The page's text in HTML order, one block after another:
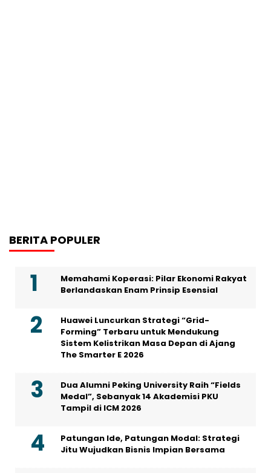
BERITA POPULER
Memahami Koperasi: Pilar Ekonomi Rakyat
Berlandaskan Enam Prinsip Esensial
Huawei Luncurkan Strategi “Grid-
Forming” Terbaru untuk Mendukung
Sistem Kelistrikan Masa Depan di Ajang
The Smarter E 2026
Dua Alumni Peking University Raih “Fields
Medal”, Sebanyak 14 Akademisi PKU
Tampil di ICM 2026
Patungan Ide, Patungan Modal: Strategi
Jitu Wujudkan Bisnis Impian Bersama